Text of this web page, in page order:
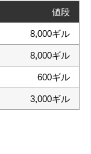
値段
8,000ギル
8,000ギル
600ギル
3,000ギル